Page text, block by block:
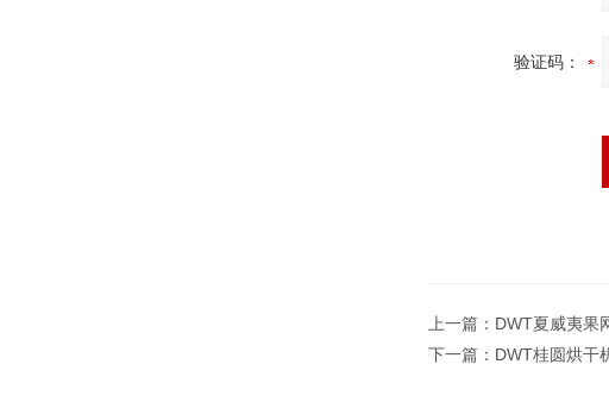
验证码：
上一篇： DWT夏威夷果
下一篇： DWT桂圆烘干